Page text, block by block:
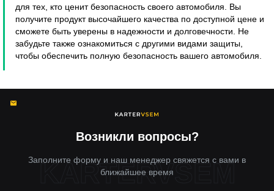
для тех, кто ценит безопасность своего автомобиля. Вы
получите продукт высочайшего качества по доступной цене и
сможете быть уверены в надежности и долговечности. Не
забудьте также ознакомиться с другими видами защиты,
чтобы обеспечить полную безопасность вашего автомобиля.
Возникли вопросы?
Заполните форму и наш менеджер свяжется с вами в
ближайшее время